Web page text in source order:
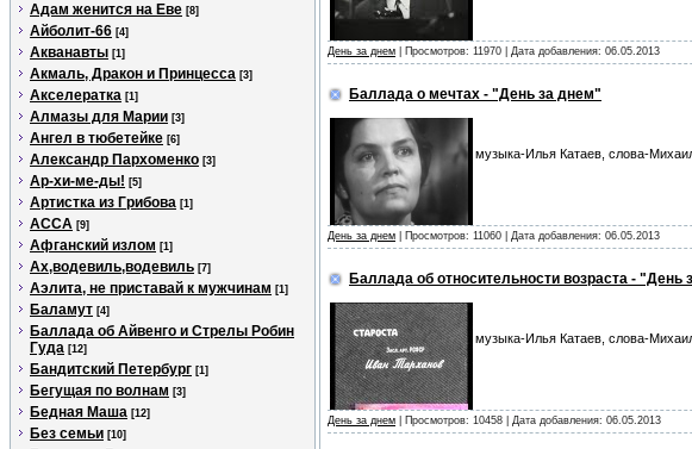
Адам женится на Еве [8]
Айболит-66 [4]
Акванавты [1]
Акмаль, Дракон и Принцесса [3]
Акселератка [1]
Алмазы для Марии [3]
Ангел в тюбетейке [6]
Александр Пархоменко [3]
Ар-хи-ме-ды! [5]
Артистка из Грибова [1]
АССА [9]
Афганский излом [1]
Ах,водевиль,водевиль [7]
Аэлита, не приставай к мужчинам [1]
Баламут [4]
Баллада об Айвенго и Стрелы Робин
Гуда [12]
Бандитский Петербург [1]
Бегущая по волнам [3]
Бедная Маша [12]
Без семьи [10]
День за днем | Просмотров: 11970 | Дата добавления: 06.05.2013
Баллада о мечтах - "День за днем"
музыка-Илья Катаев, слова-
День за днем | Просмотров: 11060 | Дата добавления: 06.05.2013
Баллада об относительности возраста - "День
музыка-Илья Катаев, слова-
День за днем | Просмотров: 10458 | Дата добавления: 06.05.2013